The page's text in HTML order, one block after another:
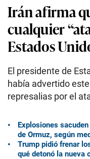
Irán afirma
cualquier
Estados
El presidente de
había advertido
represalias por el
Explosiones
de Ormuz, según
Trump pidió frenar
qué detonó la nueva